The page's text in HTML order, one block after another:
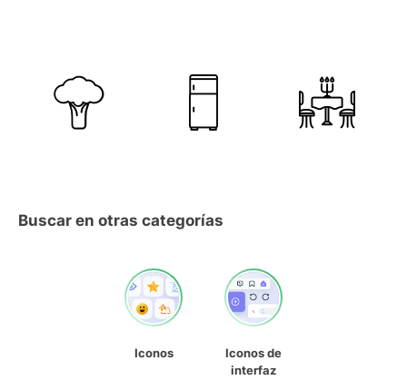
Buscar en otras categorías
Iconos
Iconos de
interfaz